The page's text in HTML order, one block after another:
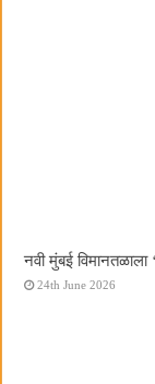
नवी मुंबई विमानतळाला
24th June 2026